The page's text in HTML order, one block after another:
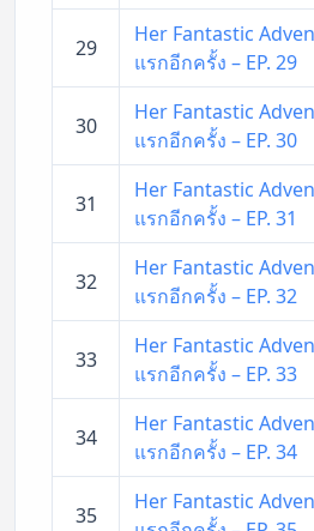
29
Her Fantastic
แรกอีกครั้ง – EP. 29
30
Her Fantastic
แรกอีกครั้ง – EP. 30
31
Her Fantastic
แรกอีกครั้ง – EP. 31
32
Her Fantastic
แรกอีกครั้ง – EP. 32
33
Her Fantastic
แรกอีกครั้ง – EP. 33
34
Her Fantastic
แรกอีกครั้ง – EP. 34
35
Her Fantastic